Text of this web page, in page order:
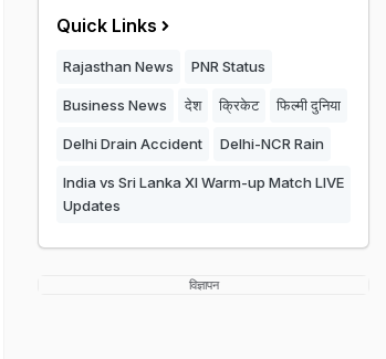
Quick Links
Rajasthan News PNR Status
Business News देश क्रिकेट फिल्मी दुनिया
Delhi Drain Accident Delhi-NCR Rain
India vs Sri Lanka XI Warm-up Match LIVE
Updates
विज्ञापन